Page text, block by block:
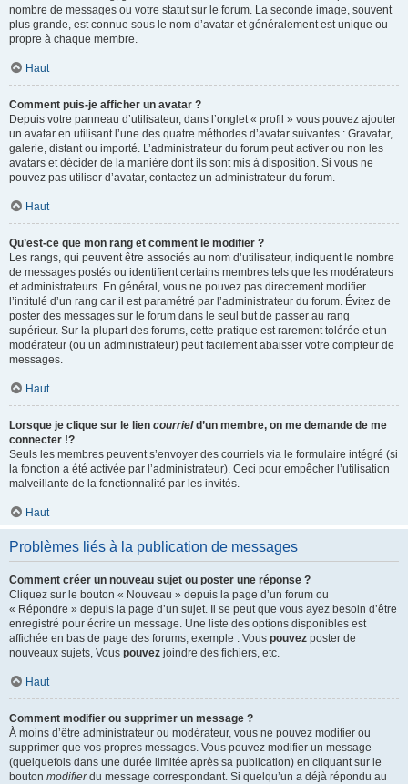
nombre de messages ou votre statut sur le forum. La seconde image, souvent
plus grande, est connue sous le nom d’avatar et généralement est unique ou
propre à chaque membre.
Haut
Comment puis-je afficher un avatar ?
Depuis votre panneau d’utilisateur, dans l’onglet « profil » vous pouvez ajouter
un avatar en utilisant l’une des quatre méthodes d’avatar suivantes : Gravatar,
galerie, distant ou importé. L’administrateur du forum peut activer ou non les
avatars et décider de la manière dont ils sont mis à disposition. Si vous ne
pouvez pas utiliser d’avatar, contactez un administrateur du forum.
Haut
Qu’est-ce que mon rang et comment le modifier ?
Les rangs, qui peuvent être associés au nom d’utilisateur, indiquent le nombre
de messages postés ou identifient certains membres tels que les modérateurs
et administrateurs. En général, vous ne pouvez pas directement modifier
l’intitulé d’un rang car il est paramétré par l’administrateur du forum. Évitez de
poster des messages sur le forum dans le seul but de passer au rang
supérieur. Sur la plupart des forums, cette pratique est rarement tolérée et un
modérateur (ou un administrateur) peut facilement abaisser votre compteur de
messages.
Haut
Lorsque je clique sur le lien courrield’un membre, on me demande de me
connecter !?
Seuls les membres peuvent s’envoyer des courriels via le formulaire intégré (si
la fonction a été activée par l’administrateur). Ceci pour empêcher l’utilisation
malveillante de la fonctionnalité par les invités.
Haut
Problèmes liés à la publication de messages
Comment créer un nouveau sujet ou poster une réponse ?
Cliquez sur le bouton « Nouveau » depuis la page d’un forum ou
« Répondre » depuis la page d’un sujet. Il se peut que vous ayez besoin d’être
enregistré pour écrire un message. Une liste des options disponibles est
affichée en bas de page des forums, exemple : Vous pouvez poster de
nouveaux sujets, Vous pouvez joindre des fichiers, etc.
Haut
Comment modifier ou supprimer un message ?
À moins d’être administrateur ou modérateur, vous ne pouvez modifier ou
supprimer que vos propres messages. Vous pouvez modifier un message
(quelquefois dans une durée limitée après sa publication) en cliquant sur le
bouton modifierdu message correspondant. Si quelqu’un a déjà répondu au